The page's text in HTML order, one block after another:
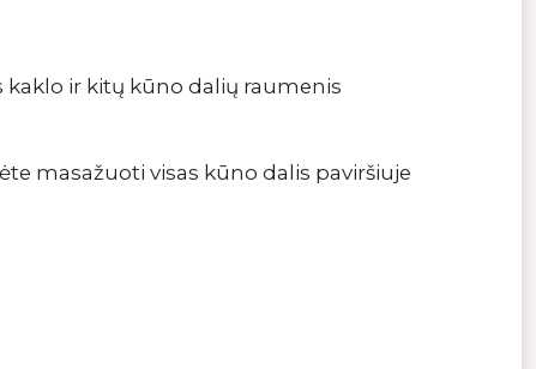
ir kitų kūno dalių raumenis
masažuoti visas kūno dalis paviršiuje